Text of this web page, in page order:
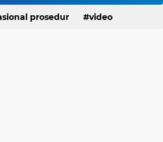
Tanamkan Kesadaran Sejak Dini, Binmas Polresta Bukittinggi Sosialisasikan Bahaya NAPZA di SMPN 1 Bukittinggi
prosedur video